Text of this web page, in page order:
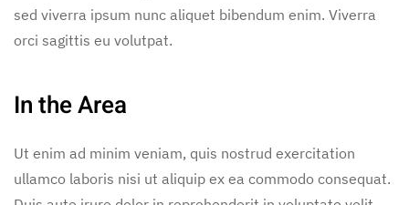
sed viverra ipsum nunc aliquet bibendum enim. Viverra
orci sagittis eu volutpat.
In the Area
Ut enim ad minim veniam, quis nostrud exercitation
ullamco laboris nisi ut aliquip ex ea commodo consequat.